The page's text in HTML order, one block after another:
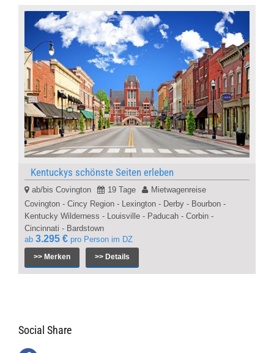
Kentuckys schönste Seiten erleben
ab/bis Covington 19 Tage
Mietwagenreise
Covington - Cincy Region - Lexington - Derby - Bourbon -
Kentucky Wilderness - Louisville - Paducah - Corbin -
Cincinnati - Bardstown
ab 3.295 € pro Person im DZ
>> Merken >> Details
Social Share